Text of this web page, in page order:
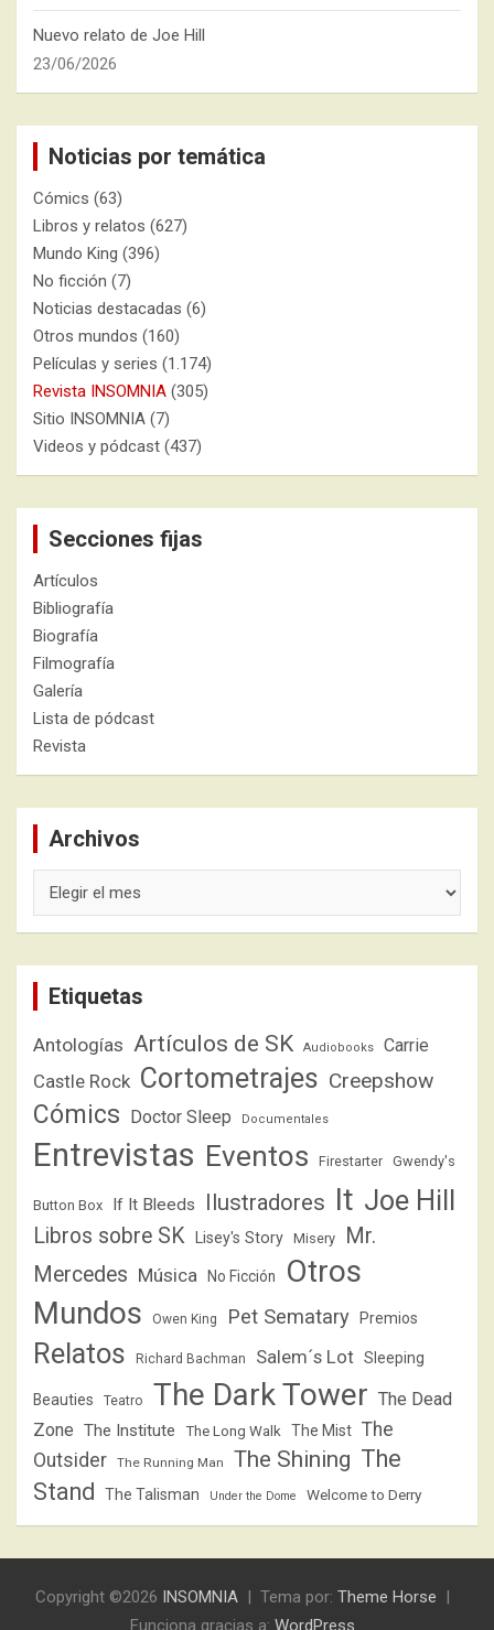
Nuevo relato de Joe Hill
23/06/2026
Noticias por temática
Cómics (63)
Libros y relatos (627)
Mundo King (396)
No ficción (7)
Noticias destacadas (6)
Otros mundos (160)
Películas y series (1.174)
Revista INSOMNIA (305)
Sitio INSOMNIA (7)
Videos y pódcast (437)
Secciones fijas
Artículos
Bibliografía
Biografía
Filmografía
Galería
Lista de pódcast
Revista
Archivos
Etiquetas
Antologías Artículos de SK Audiobooks Carrie
Castle Rock Cortometrajes Creepshow
Cómics Doctor Sleep Documentales
Entrevistas Eventos Firestarter Gwendy's
Button Box If It Bleeds Ilustradores It Joe Hill
Libros sobre SK Lisey's Story Misery
Mr.
Mercedes Música No Ficción
Otros
Mundos
Owen King Pet Sematary Premios
Relatos Richard Bachman Salem´s Lot Sleeping
Beauties Teatro The Dark Tower The Dead
Zone The Institute The Long Walk The Mist The
Outsider
The Running Man The Shining The
Stand
The Talisman Under the Dome Welcome to Derry
Copyright ©2026 INSOMNIA Tema por: Theme Horse
Funciona gracias a: WordPress